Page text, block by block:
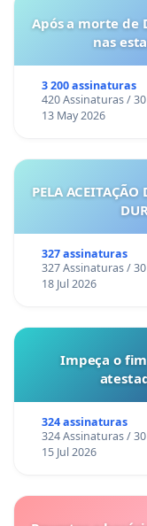
Após a morte de
nas
3 200 assinaturas
420 Assinaturas /
13 May 2026
PELA ACEITAÇÃO
327 assinaturas
327 Assinaturas /
18 Jul 2026
Impeça o
324 assinaturas
324 Assinaturas /
15 Jul 2026